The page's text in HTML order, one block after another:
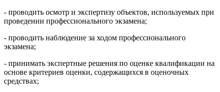
- проводить осмотр и экспертизу объектов, используемых при
проведении профессионального экзамена;
- проводить наблюдение за ходом профессионального
экзамена;
- принимать экспертные решения по оценке квалификации на
основе критериев оценки, содержащихся в оценочных
средствах;